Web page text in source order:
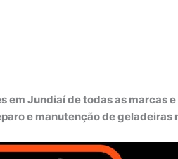
Jundiaí de todas as marcas
e manutenção de geladeiras